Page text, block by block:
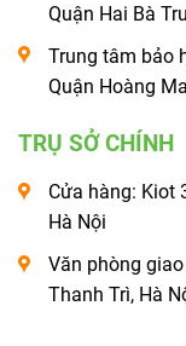
Quận Hai Bà
Trung tâm bảo
Quận Hoàng
TRỤ SỞ CHÍNH
Cửa hàng: Kiot
Hà Nội
Văn phòng
Thanh Trì, Hà